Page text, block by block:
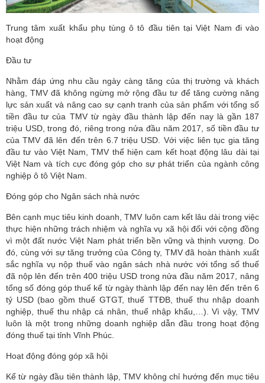
Trung tâm xuất khẩu phụ tùng ô tô đầu tiên tại Việt Nam đi vào
hoạt động
Đầu tư
Nhằm đáp ứng nhu cầu ngày càng tăng của thị trường và khách
hàng, TMV đã không ngừng mở rộng đầu tư để tăng cường năng
lực sản xuất và nâng cao sự cạnh tranh của sản phẩm với tổng số
tiền đầu tư của TMV từ ngày đầu thành lập đến nay là gần 187
triệu USD, trong đó, riêng trong nửa đầu năm 2017, số tiền đầu tư
của TMV đã lên đến trên 6.7 triệu USD. Với việc liên tục gia tăng
đầu tư vào Việt Nam, TMV thể hiện cam kết hoạt động lâu dài tại
Việt Nam và tích cực đóng góp cho sự phát triển của ngành công
nghiệp ô tô Việt Nam.
Đóng góp cho Ngân sách nhà nước
Bên cạnh mục tiêu kinh doanh, TMV luôn cam kết lâu dài trong việc
thực hiện những trách nhiệm và nghĩa vụ xã hội đối với cộng đồng
vì một đất nước Việt Nam phát triển bền vững và thịnh vượng. Do
đó, cùng với sự tăng trưởng của Công ty, TMV đã hoàn thành xuất
sắc nghĩa vụ nộp thuế vào ngân sách nhà nước với tổng số thuế
đã nộp lên đến trên 400 triệu USD trong nửa đầu năm 2017, nâng
tổng số đóng góp thuế kể từ ngày thành lập đến nay lên đến trên 6
tỷ USD (bao gồm thuế GTGT, thuế TTĐB, thuế thu nhập doanh
nghiệp, thuế thu nhập cá nhân, thuế nhập khẩu,…). Vì vậy, TMV
luôn là một trong những doanh nghiệp dẫn đầu trong hoạt động
đóng thuế tại tỉnh Vĩnh Phúc.
Hoạt động đóng góp xã hội
Kể từ ngày đầu tiên thành lập, TMV không chỉ hướng đến mục tiêu